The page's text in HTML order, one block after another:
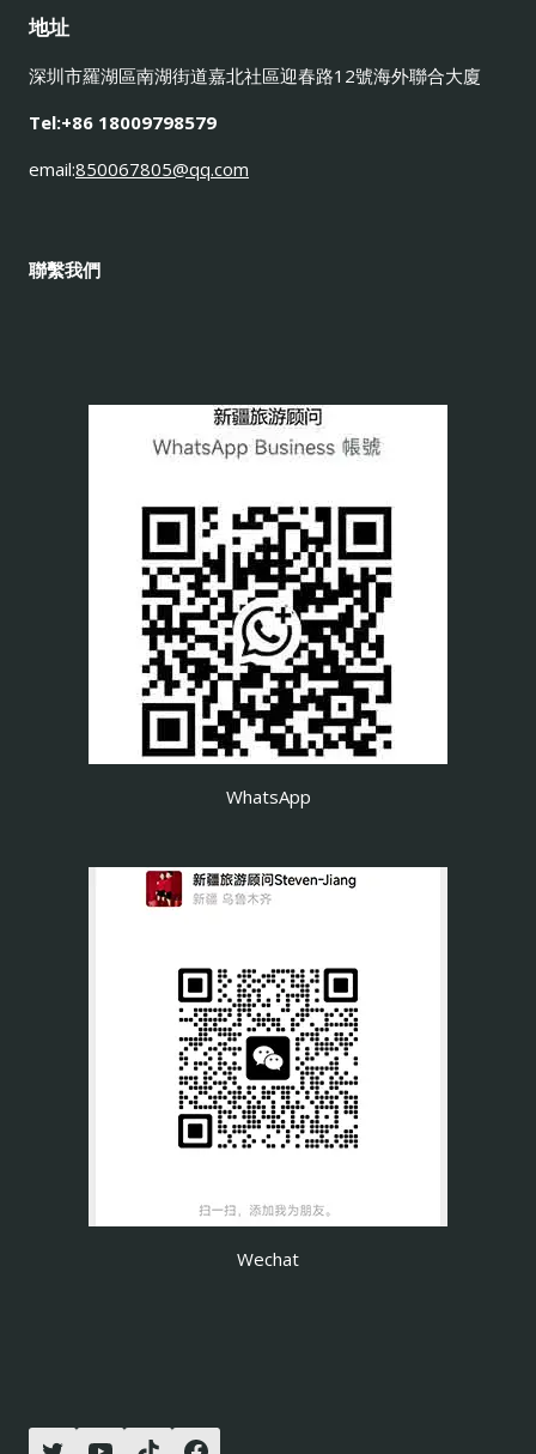
地址
深圳市羅湖區南湖街道嘉北社區迎春路12號海外聯合大廈
Tel:+86 18009798579
email:850067805@qq.com
聯繫我們
WhatsApp
Wechat